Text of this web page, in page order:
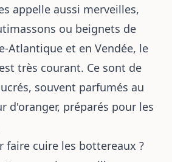
appelle aussi merveilles,
ou beignets de
Atlantique et en Vendée, le
très courant. Ce sont de
souvent parfumés au
d'oranger, préparés pour les
faire cuire les bottereaux ?